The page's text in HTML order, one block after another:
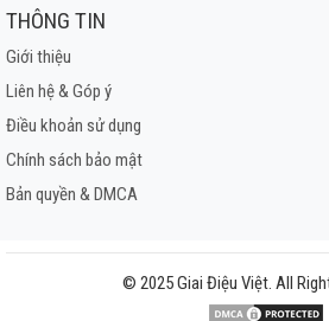
THÔNG TIN
Giới thiệu
Liên hệ & Góp ý
Điều khoản sử dụng
Chính sách bảo mật
Bản quyền & DMCA
© 2025 Giai Điệu Việt. All